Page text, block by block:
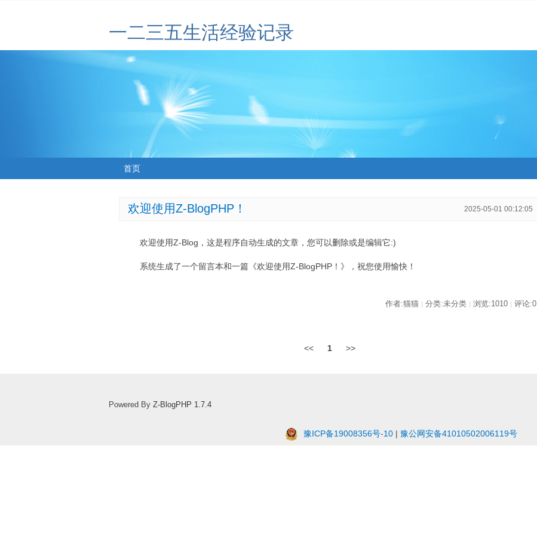
一二三五生活经验记录
首页
欢迎使用Z-BlogPHP！ 2025-05-01 00:12:05
欢迎使用Z-Blog，这是程序自动生成的文章，您可以删除或是编辑它:)
系统生成了一个留言本和一篇《欢迎使用Z-BlogPHP！》，祝您使用愉快！
作者:猫猫 | 分类:未分类 | 浏览:1010 | 评论:0
<< 1 >>
Powered By Z-BlogPHP 1.7.4
豫ICP备19008356号-10 | 豫公网安备41010502006119号